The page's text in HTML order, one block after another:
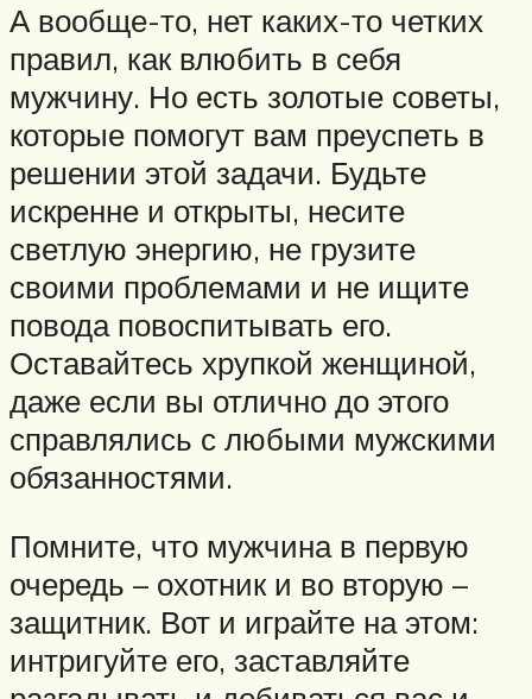
А вообще-то, нет каких-то четких
правил, как влюбить в себя
мужчину. Но есть золотые советы,
которые помогут вам преуспеть в
решении этой задачи. Будьте
искренне и открыты, несите
светлую энергию, не грузите
своими проблемами и не ищите
повода повоспитывать его.
Оставайтесь хрупкой женщиной,
даже если вы отлично до этого
справлялись с любыми мужскими
обязанностями.
Помните, что мужчина в первую
очередь – охотник и во вторую –
защитник. Вот и играйте на этом:
интригуйте его, заставляйте